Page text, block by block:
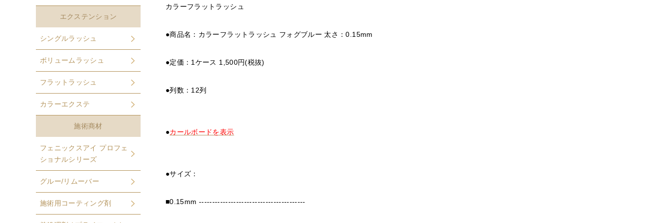
カラーフラットラッシュ
●商品名：カラーフラットラッシュ フォグブルー 太さ：0.15mm
●定価：1ケース 1,500円(税抜)
●列数：12列
●カールボードを表示
●サイズ：
■0.15mm ----------------------------------------
エクステンション
シングルラッシュ
ボリュームラッシュ
フラットラッシュ
カラーエクステ
施術商材
フェニックスアイ プロフェ
ショナルシリーズ
グルー/リムーバー
施術用コーティング剤